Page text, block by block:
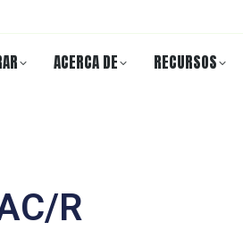
ACERCA DE RECURSOS
R